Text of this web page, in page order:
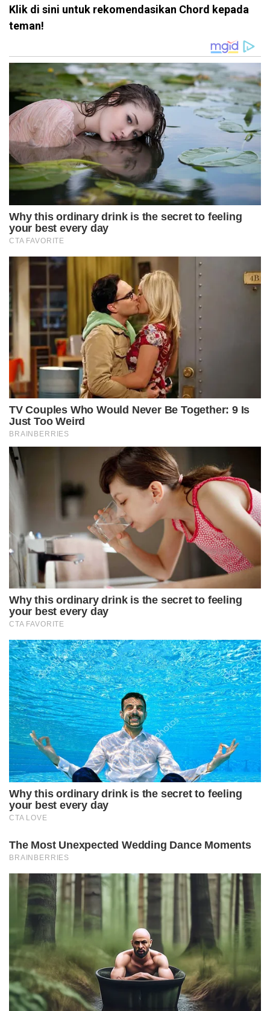
Klik di sini untuk rekomendasikan Chord kepada
teman!